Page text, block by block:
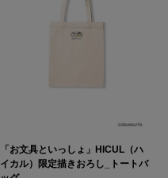
「お文具といっしょ」HICUL（ハ
イカル）限定描きおろし_トートバ